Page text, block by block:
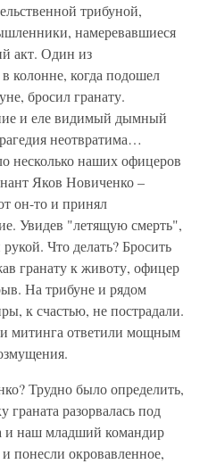
трибуной,
намеревавшиеся
акт. Один из
колонне, когда подошел
бросил гранату.
и еле видимый дымный
неотвратима…
несколько наших офицеров
Яков Новиченко –
он-то и принял
Увидев "летящую смерть",
Что делать? Бросить
гранату к животу, офицер
На трибуне и рядом
к счастью, не пострадали.
митинга ответили мощным
Трудно было определить,
разорвалась под
и наш младший командир
понесли окровавленное,